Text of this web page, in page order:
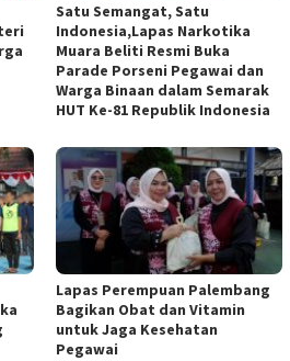
Satu Semangat, Satu
Indonesia,Lapas Narkotika
Muara Beliti Resmi Buka
Parade Porseni Pegawai dan
Warga Binaan dalam Semarak
HUT Ke-81 Republik Indonesia
Lapas Perempuan Palembang
Bagikan Obat dan Vitamin
untuk Jaga Kesehatan
Pegawai